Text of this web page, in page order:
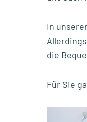
In
die
Für Sie